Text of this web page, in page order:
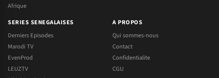
Afrique
SERIES SENEGALAISES
Derniers Episodes
Marodi TV
EvenProd
LEUZTV
A PROPOS
Qui sommes-nous
Contact
Confidentialite
CGU